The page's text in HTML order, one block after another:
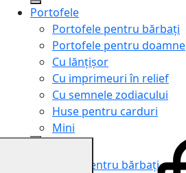
Portofele
Portofele pentru bărbați
Portofele pentru doamne
Cu lănțișor
Cu imprimeuri în relief
Cu semnele zodiacului
Huse pentru carduri
Mini
Genți pentru bărbați